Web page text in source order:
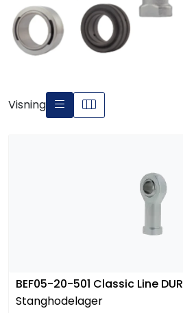
Visning
BEF05-20-501 Classic Line DUR
Stanghodelager